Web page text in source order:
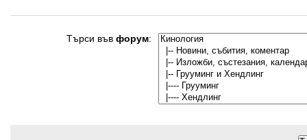
Търси във форум: